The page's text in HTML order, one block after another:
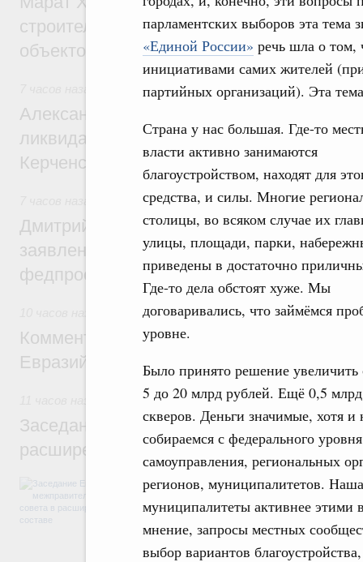
парламентских выборов эта тема
«Единой России» речь шла о том,
инициативами самих жителей
партийных организаций). Эта
Страна у нас большая. Где-то
власти активно занимаются
благоустройством, находят для
средства, и силы. Многие
столицы, во всяком случае их
улицы, площади, парки,
приведены в достаточно
Где-то дела обстоят хуже. Мы
договаривались, что займёмся
уровне.
Было принято решение увеличить
5 до 20 млрд рублей. Ещё 0,5 млрд
скверов. Деньги значимые, хотя
собираемся с федерального
самоуправления, региональных
регионов, муниципалитетов.
муниципалитеты активнее этими
мнение, запросы местных
выбор вариантов
строительство и реконструкцию более
объектов
Чрезвычайные ситуации и ликвидация их
Александр Козлов провёл заседание
ликвидации последствий чрезвычайной
Керченском проливе
Среднее профессиональное образование
Дмитрий Чернышенко: Установлен
заявлений от абитуриентов колледжей и
федпроекта «Профессионалитет»
Евразийский экономический союз.
Комментарий Алексея Оверчука по
Евразийского межправительственного
Евразийский экономический союз.
Заседание Евразийского
расширенном составе
В повестке заседания актуальные задачи
числе совершенствование кооперации в
регулирования и администрирования,
обеспечение продовольственной
железнодорожных перевозок,
рынка.